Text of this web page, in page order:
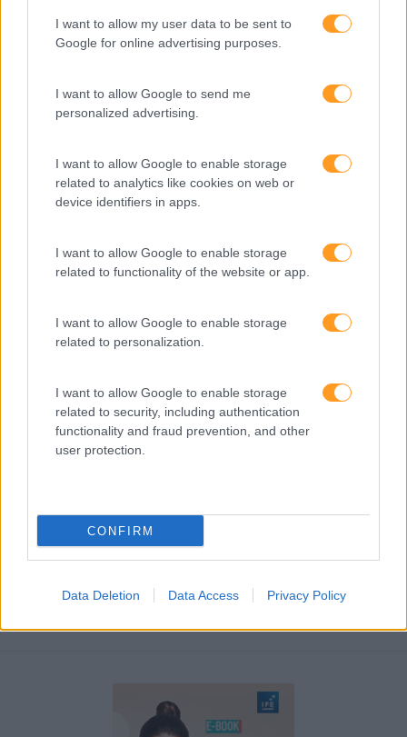
I want to allow my user data to be sent to
Google for online advertising purposes.
I want to allow Google to send me
personalized advertising.
I want to allow Google to enable storage
related to analytics like cookies on web or
device identifiers in apps.
I want to allow Google to enable storage
related to functionality of the website or app.
I want to allow Google to enable storage
related to personalization.
I want to allow Google to enable storage
related to security, including authentication
functionality and fraud prevention, and other
user protection.
CONFIRM
Data Deletion Data Access Privacy Policy
vontade inata de jogar e brincar. Faça o download
do e-bookFormação & Gamification e tenha acesso
8 jogos para aprender de outra maneira.
Download
SER COMERCIAL B2B NA ERA DIGITAL
A chave para o sucesso do comercial B2B na era
digital está na sua capacidade de criar valor e
facilitar a preparação das suas negociações e
otimizar o seu resultado final.